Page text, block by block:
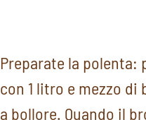
Preparate la polenta:
con 1 litro e mezzo di
a bollore. Quando il